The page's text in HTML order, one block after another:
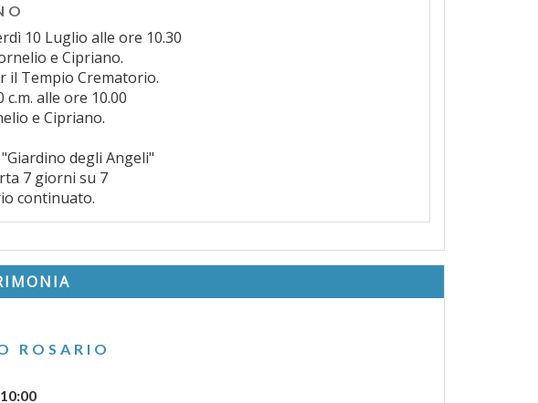
10 Luglio alle ore 10.30
e Cipriano.
il Tempio Crematorio.
alle ore 10.00
e Cipriano.
degli Angeli"
7 giorni su 7
continuato.
ROSARIO
10:00